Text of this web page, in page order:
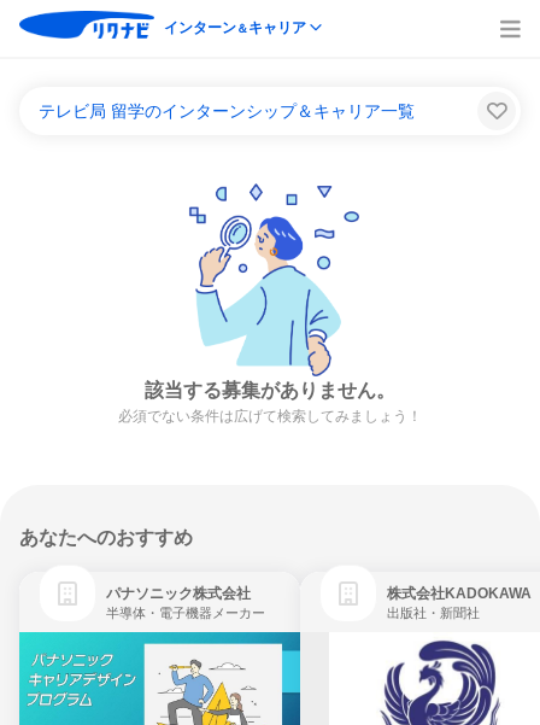
インターン＆キャリア
テレビ局 留学のインターンシップ＆キャリア一覧
該当する募集がありません。
必須でない条件は広げて検索してみましょう！
あなたへのおすすめ
パナソニック株式会社
半導体・電子機器メーカー
株式会社KADOKAWA
出版社・新聞社